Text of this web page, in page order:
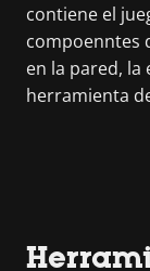
contiene el
compoenntes
en la pared, la
herramienta